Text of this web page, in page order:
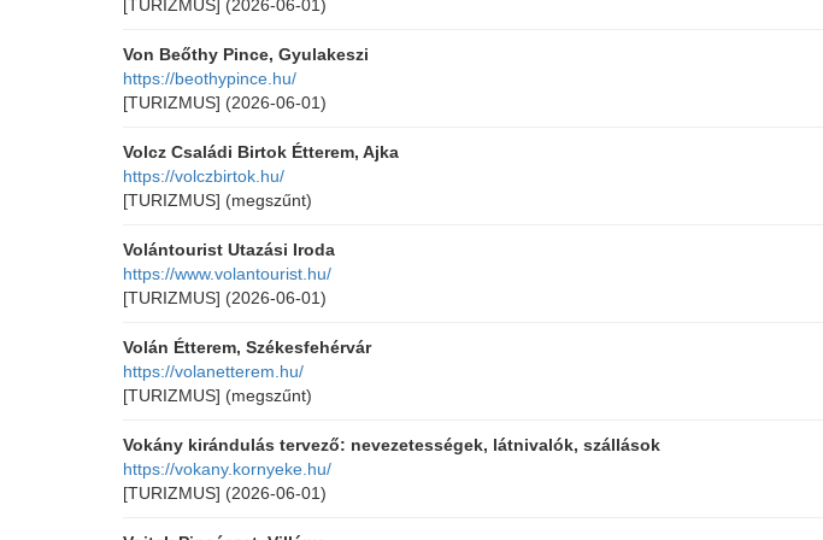
[TURIZMUS] (2026-06-01)
Von Beőthy Pince, Gyulakeszi
https://beothypince.hu/
[TURIZMUS] (2026-06-01)
Volcz Családi Birtok Étterem, Ajka
https://volczbirtok.hu/
[TURIZMUS] (megszűnt)
Volántourist Utazási Iroda
https://www.volantourist.hu/
[TURIZMUS] (2026-06-01)
Volán Étterem, Székesfehérvár
https://volanetterem.hu/
[TURIZMUS] (megszűnt)
Vokány kirándulás tervező: nevezetességek, látnivalók, szállások
https://vokany.kornyeke.hu/
[TURIZMUS] (2026-06-01)